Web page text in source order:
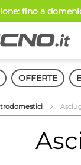
fino a
OFFERTE